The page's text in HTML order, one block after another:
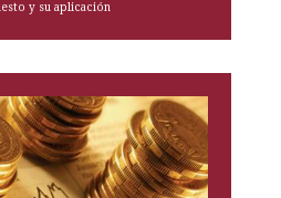
y su aplicación